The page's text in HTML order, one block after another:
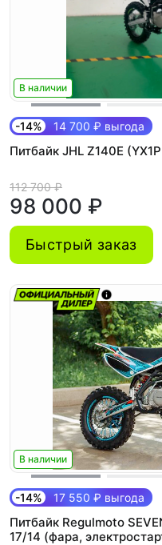
В наличии
-14% 14 700 ₽ выгода
Питбайк JHL Z140E
112 700 ₽
98 000 ₽
Быстрый заказ
В наличии
-14% 17 550 ₽ выгода
Питбайк Regulmoto
17/14 (фара,